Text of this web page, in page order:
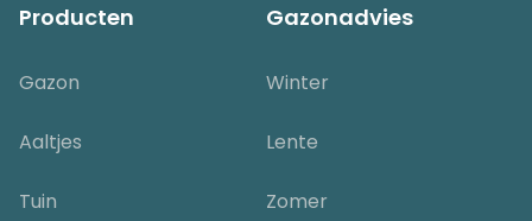
Producten
Gazon
Aaltjes
Tuin
Gazonadvies
Winter
Lente
Zomer